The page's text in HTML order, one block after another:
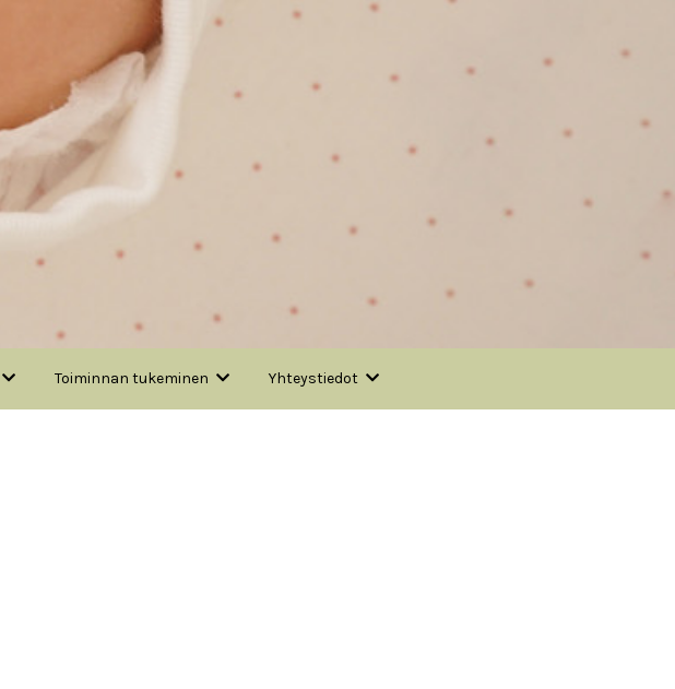
Toiminnan tukeminen Yhteystiedot